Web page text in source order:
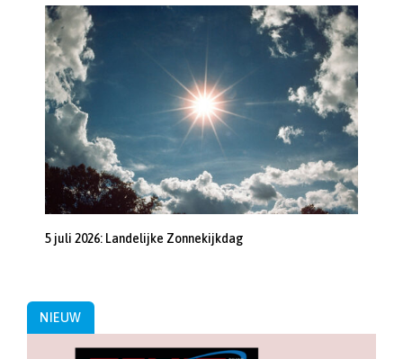
5 juli 2026: Landelijke Zonnekijkdag
NIEUW